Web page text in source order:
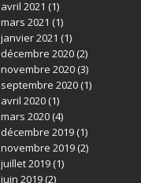
avril 2021 (1)
mars 2021 (1)
janvier 2021 (1)
décembre 2020(2)
novembre 2020(3)
septembre 2020(1)
avril 2020(1)
mars 2020(4)
décembre 2019(1)
novembre 2019(2)
juillet 2019(1)
juin 2019(2)